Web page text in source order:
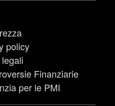
policy
Finanziarie
per le PMI